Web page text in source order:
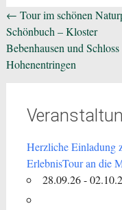
← Tour im schönen
Schönbuch – Kloster
Bebenhausen und Schloss
Hohenentringen
Herzliche Einladung
ErlebnisTour an die
28.09.26 -